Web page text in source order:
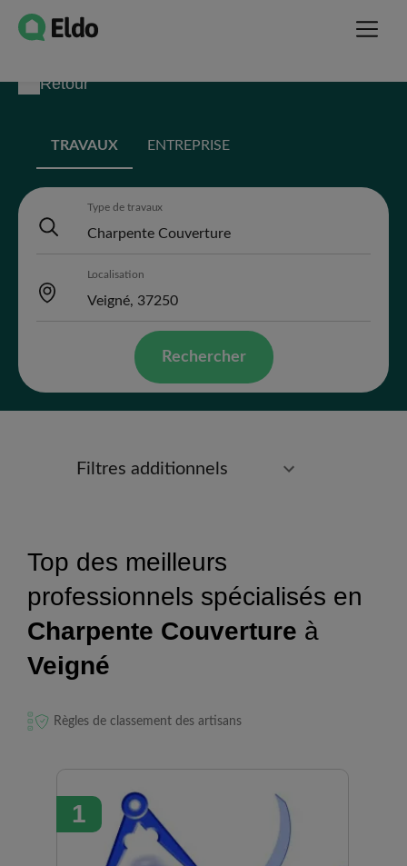
Retour
TRAVAUX ENTREPRISE
Type de travaux
Localisation
Rechercher
Filtres additionnels
Top des meilleurs
professionnels spécialisés en
Charpente Couverture à
Veigné
Règles de classement des artisans
1